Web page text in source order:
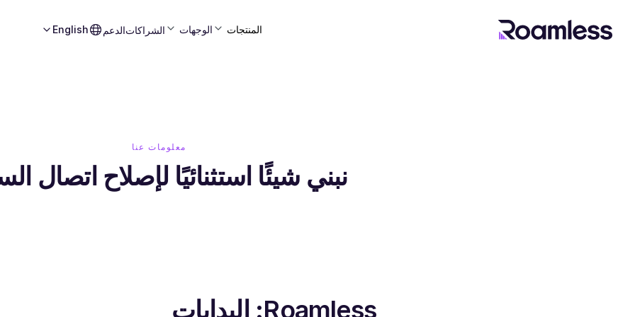
المنتجات الوجهات الشراكاتالدعم English
معلومات عنا
نبني شيئًا استثنائيًا لإصلاح اتصال
Roamless: البدايات